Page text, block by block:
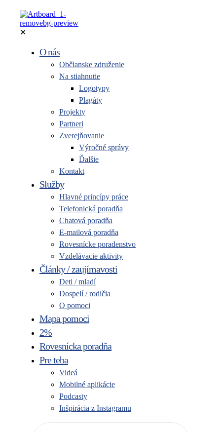
✕
O nás
Občianske združenie
Na stiahnutie
Logotypy
Plagáty
Projekty
Partneri
Zverejňovanie
Výročné správy
Ďalšie
Kontakt
Služby
Hlavné princípy práce
Telefonická poradňa
Chatová poradňa
E-mailová poradňa
Rovesnícke poradenstvo
Vzdelávacie aktivity
Články / zaujímavosti
Deti / mladí
Dospelí / rodičia
O pomoci
Mapa pomoci
2%
Rovesnícka poradňa
Pre teba
Videá
Mobilné aplikácie
Podcasty
Inšpirácia z Instagramu